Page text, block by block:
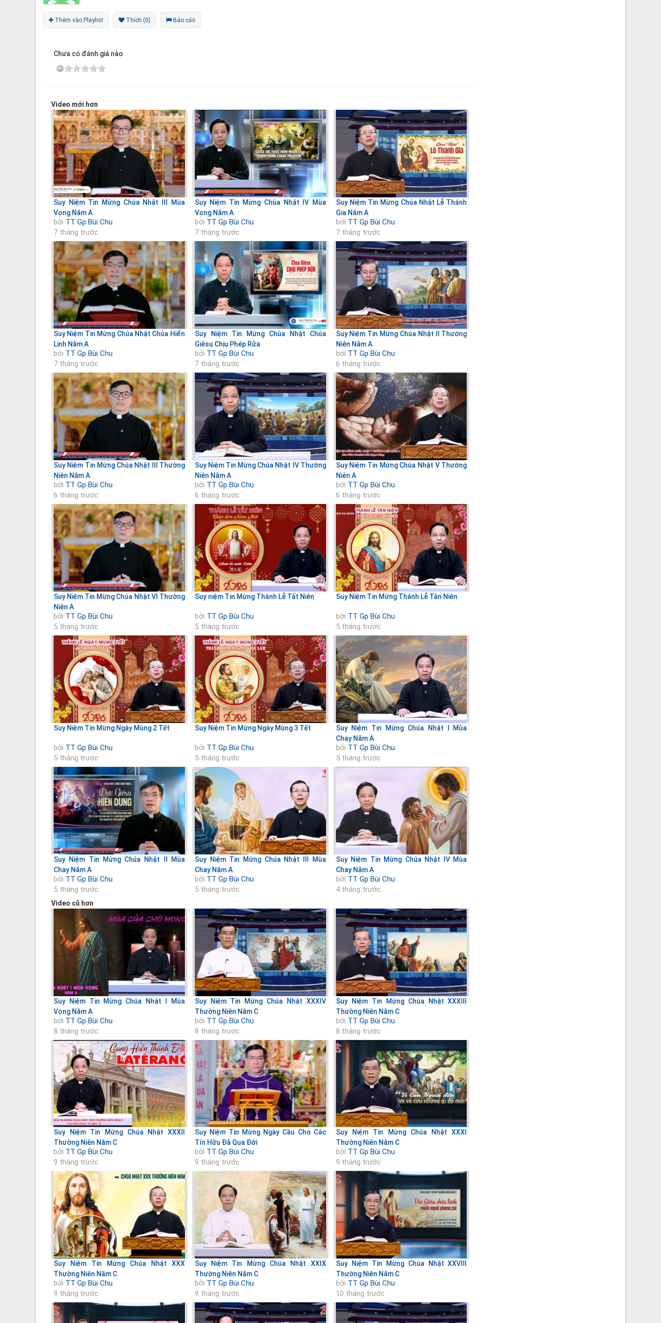
Thêm vào Playlist Thích (0) Báo cáo
Chưa có đánh giá nào
Video mới hơn
Suy Niệm Tin Mừng Chúa Nhật III Mùa
Vọng Năm A
bởi TT Gp Bùi Chu
7 tháng trước
Suy Niệm Tin Mừng Chúa Nhật IV Mùa
Vọng Năm A
bởi TT Gp Bùi Chu
7 tháng trước
Suy Niệm Tin Mừng Chúa Nhật Lễ Thánh
Gia Năm A
bởi TT Gp Bùi Chu
7 tháng trước
Suy Niệm Tin Mừng Chúa Nhật Chúa Hiển
Linh Năm A
bởi TT Gp Bùi Chu
7 tháng trước
Suy Niệm Tin Mừng Chúa Nhật Chúa
Giêsu Chịu Phép Rửa
bởi TT Gp Bùi Chu
7 tháng trước
Suy Niệm Tin Mừng Chúa Nhật II Thường
Niên Năm A
bởi TT Gp Bùi Chu
6 tháng trước
Suy Niệm Tin Mừng Chúa Nhật III Thường
Niên Năm A
bởi TT Gp Bùi Chu
6 tháng trước
Suy Niệm Tin Mừng Chúa Nhật IV Thường
Niên Năm A
bởi TT Gp Bùi Chu
6 tháng trước
Suy Niệm Tin Mừng Chúa Nhật V Thường
Niên A
bởi TT Gp Bùi Chu
6 tháng trước
Suy Niệm Tin Mừng Chúa Nhật VI Thường
Niên A
bởi TT Gp Bùi Chu
5 tháng trước
Suy niệm Tin Mừng Thánh Lễ Tất Niên
bởi TT Gp Bùi Chu
5 tháng trước
Suy Niệm Tin Mừng Thánh Lễ Tân Niên
bởi TT Gp Bùi Chu
5 tháng trước
Suy Niệm Tin Mừng Ngày Mùng 2 Tết
bởi TT Gp Bùi Chu
5 tháng trước
Suy Niệm Tin Mừng Ngày Mùng 3 Tết
bởi TT Gp Bùi Chu
5 tháng trước
Suy Niệm Tin Mừng Chúa Nhật I Mùa
Chay Năm A
bởi TT Gp Bùi Chu
5 tháng trước
Suy Niệm Tin Mừng Chúa Nhật II Mùa
Chay Năm A
bởi TT Gp Bùi Chu
5 tháng trước
Suy Niệm Tin Mừng Chúa Nhật III Mùa
Chay Năm A
bởi TT Gp Bùi Chu
5 tháng trước
Suy Niệm Tin Mừng Chúa Nhật IV Mùa
Chay Năm A
bởi TT Gp Bùi Chu
4 tháng trước
Video cũ hơn
Suy Niệm Tin Mừng Chúa Nhật I Mùa
Vọng Năm A
bởi TT Gp Bùi Chu
8 tháng trước
Suy Niệm Tin Mừng Chúa Nhật XXXIV
Thường Niên Năm C
bởi TT Gp Bùi Chu
8 tháng trước
Suy Niệm Tin Mừng Chúa Nhật XXXIII
Thường Niên Năm C
bởi TT Gp Bùi Chu
8 tháng trước
Suy Niệm Tin Mừng Chúa Nhật XXXII
Thường Niên Năm C
bởi TT Gp Bùi Chu
9 tháng trước
Suy Niệm Tin Mừng Ngày Cầu Cho Các
Tín Hữu Đã Qua Đời
bởi TT Gp Bùi Chu
9 tháng trước
Suy Niệm Tin Mừng Chúa Nhật XXXI
Thường Niên Năm C
bởi TT Gp Bùi Chu
9 tháng trước
Suy Niệm Tin Mừng Chúa Nhật XXX
Thường Niên Năm C
bởi TT Gp Bùi Chu
9 tháng trước
Suy Niệm Tin Mừng Chúa Nhật XXIX
Thường Niên Năm C
bởi TT Gp Bùi Chu
9 tháng trước
Suy Niệm Tin Mừng Chúa Nhật XXVIII
Thường Niên Năm C
bởi TT Gp Bùi Chu
10 tháng trước